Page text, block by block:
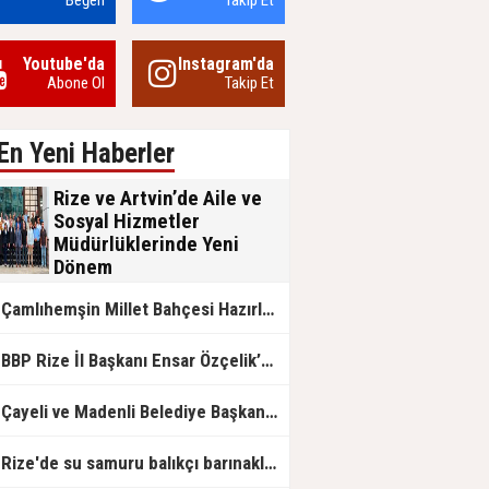
Youtube'da
Abone Ol
Instagram'da
Takip Et
Yeni Haberler
Rize ve Artvin’de Aile ve
Sosyal Hizmetler
Müdürlüklerinde Yeni
Dönem
bünyesinde Rize ve Artvin İl
Müdürlüklerinde gerçekleşen görev
devlet geleneğinin ön plana çıktığı
Millet Bahçesi Hazırlanıyor
Rize İl Başkanı Ensar Özçelik’ten Maliye’ye Çağrı: "Esnafın Ekmek Teknesine Haciz Borcu Ödetmez, Üretimi Durdurur!"
ve Madenli Belediye Başkanlarından Bakan Kurum’a Ziyaret
su samuru balıkçı barınaklarını mesken tuttu